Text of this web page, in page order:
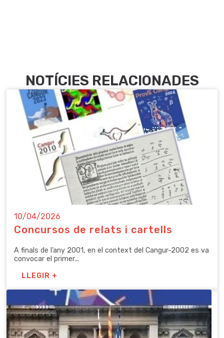
NOTÍCIES RELACIONADES
10/04/2026
Concursos de relats i cartells
A finals de l’any 2001, en el context del Cangur-2002 es va
convocar el primer...
LLEGIR +